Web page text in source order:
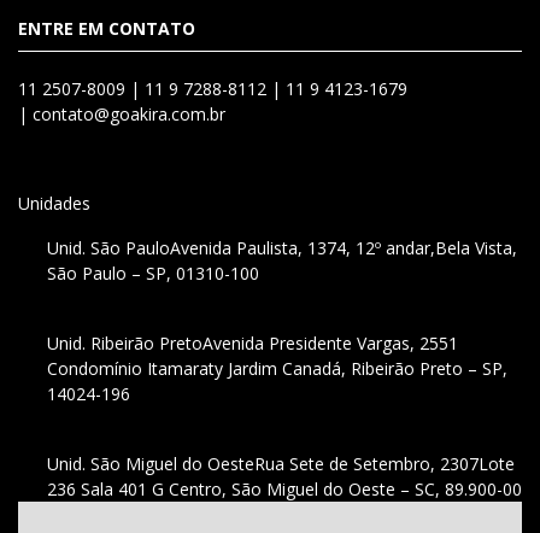
ENTRE EM CONTATO
11 2507-8009 | 11 9 7288-8112 | 11 9 4123-1679
| contato@goakira.com.br
Unidades
Unid. São PauloAvenida Paulista, 1374, 12º andar,Bela Vista,
São Paulo – SP, 01310-100
Unid. Ribeirão PretoAvenida Presidente Vargas, 2551
Condomínio Itamaraty Jardim Canadá, Ribeirão Preto – SP,
14024-196
Unid. São Miguel do OesteRua Sete de Setembro, 2307Lote
236 Sala 401 G Centro, São Miguel do Oeste – SC, 89.900-00